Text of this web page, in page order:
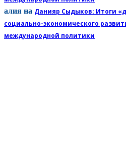
алия на Данияр Сыдыков: Итоги
социально-экономического
международной политики